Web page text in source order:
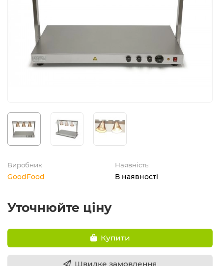
Виробник
GoodFood
Наявність:
В наявності
Уточнюйте ціну
Купити
Швидке замовлення